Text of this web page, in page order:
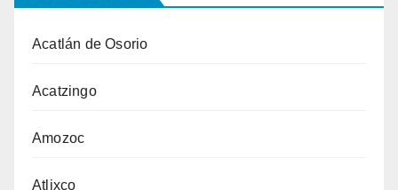
Acatlán de Osorio
Acatzingo
Amozoc
Atlixco